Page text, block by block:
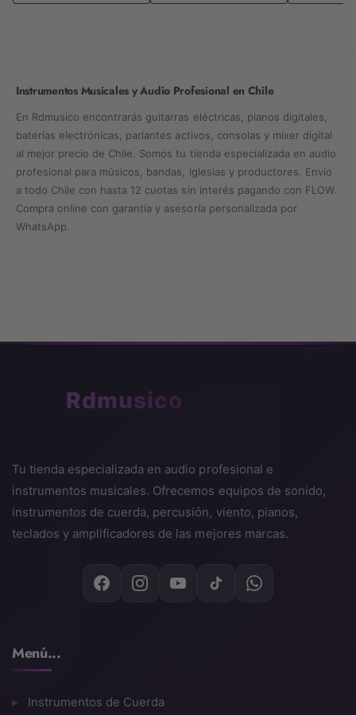
Instrumentos Musicales y Audio Profesional en Chile
En Rdmusico encontrarás guitarras eléctricas, pianos digitales,
baterías electrónicas, parlantes activos, consolas y mixer digital
al mejor precio de Chile. Somos tu tienda especializada en audio
profesional para músicos, bandas, iglesias y productores. Envío
a todo Chile con hasta 12 cuotas sin interés pagando con FLOW.
Compra online con garantía y asesoría personalizada por
WhatsApp.
Rdmusico
Tu tienda especializada en audio profesional e
instrumentos musicales. Ofrecemos equipos de sonido,
instrumentos de cuerda, percusión, viento, pianos,
teclados y amplificadores de las mejores marcas.
Menú...
Instrumentos de Cuerda